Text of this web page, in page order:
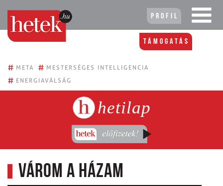
Profil
Támogatás
# META # MESTERSÉGES INTELLIGENCIA
# ENERGIAVÁLSÁG
hetilap
Várom a házam